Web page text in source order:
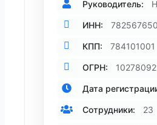
Руководитель:
ИНН:
КПП: 784101001
ОГРН:
Дата
Сотрудники: 23